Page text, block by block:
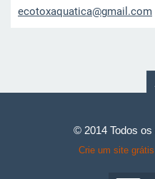
ecotoxaquatica@gmail.com
© 2014 Todos
Crie um site grátis